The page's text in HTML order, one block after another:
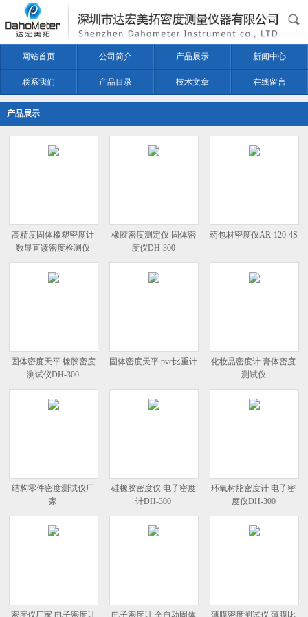
网站首页 公司简介 产品展示 新闻中心
联系我们 产品目录 技术文章 在线留言
产品展示
高精度固体橡塑密度计
数显直读密度检测仪
橡胶密度测定仪 固体密
度仪DH-300
药包材密度仪AR-120-4S
固体密度天平 橡胶密度
测试仪DH-300
固体密度天平 pvc比重计
化妆品密度计 膏体密度
测试仪
结构零件密度测试仪厂
家
硅橡胶密度仪 电子密度
计DH-300
环氧树脂密度计 电子密
度仪DH-300
密度仪厂家 电子密度计 电子密度计 全自动固体 薄膜密度测试仪 薄膜比